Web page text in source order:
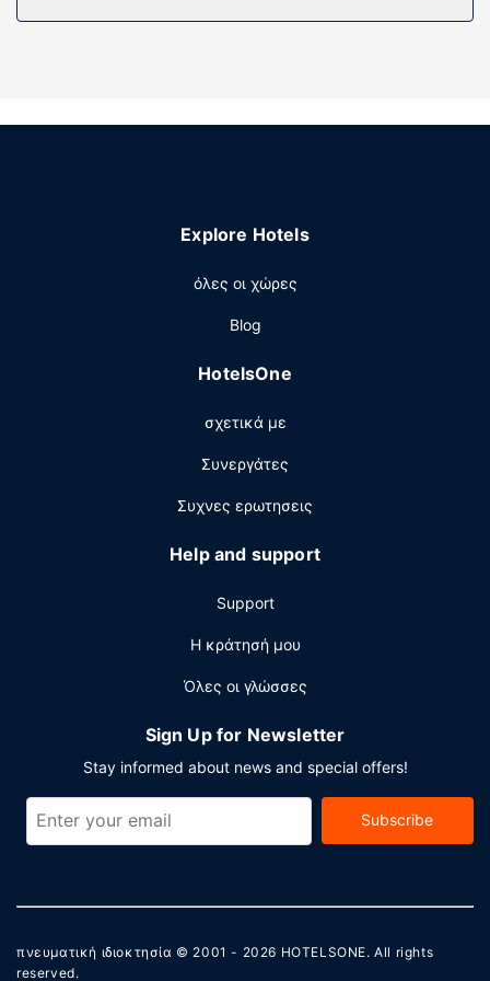
Μην παραλείψετε να δοκιμάσετε τις ψυχαγωγικές
Πάρτε κάτι να φάτε από το μπαρ με σνακ/ντελικατέσεν,
κατάλυμα (Hampton Inn Cape Girardeau I 55 East).
μεταξύ 6:00 π.μ. - 10:00 π.μ..
ενσύρματη πρόσβαση στο ίντερνετ, ένα επιχειρηματικό
μας θα βρείτε δωρεάν στάθμευση χωρίς παρκαδόρο.
Explore Hotels
όλες οι χώρες
Blog
HotelsOne
σχετικά με
Συνεργάτες
Συχνες ερωτησεις
Help and support
Support
Η κράτησή μου
Όλες οι γλώσσες
Sign Up for Newsletter
Stay informed about news and special offers!
Subscribe
πνευματική ιδιοκτησία © 2001 - 2026 HOTELSONE. All rights
reserved.